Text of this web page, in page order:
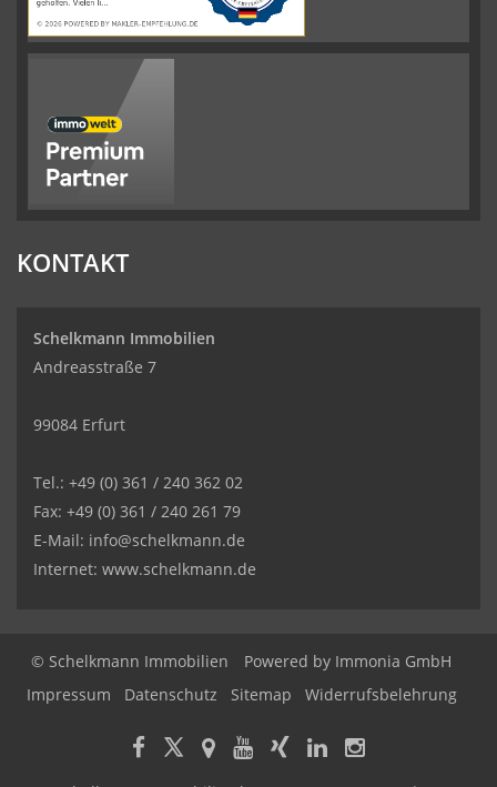
KONTAKT
Schelkmann Immobilien
Andreasstraße 7
99084 Erfurt
Tel.: +49 (0) 361 / 240 362 02
Fax: +49 (0) 361 / 240 261 79
E-Mail: info@schelkmann.de
Internet: www.schelkmann.de
© Schelkmann Immobilien Powered by Immonia GmbH
Impressum
Datenschutz Sitemap Widerrufsbelehrung